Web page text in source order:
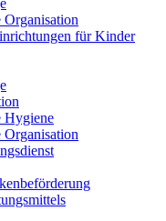
für Kinder
Hygiene